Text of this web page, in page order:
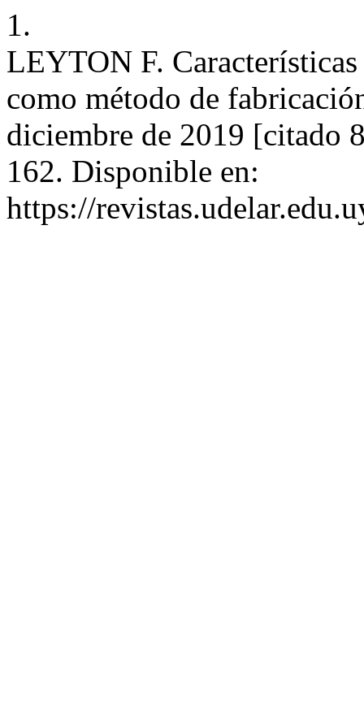
1.
LEYTON F.
como método de
diciembre de 2019 [citado
162. Disponible en:
https://